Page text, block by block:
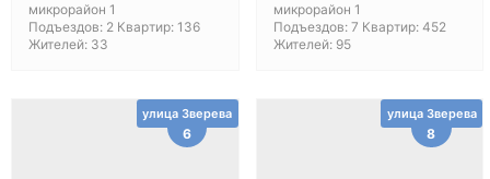
микрорайон 1
Подъездов: 2 Квартир: 136
Жителей: 33
микрорайон 1
Подъездов: 7 Квартир: 452
Жителей: 95
улица Зверева
6
улица Зверева
8